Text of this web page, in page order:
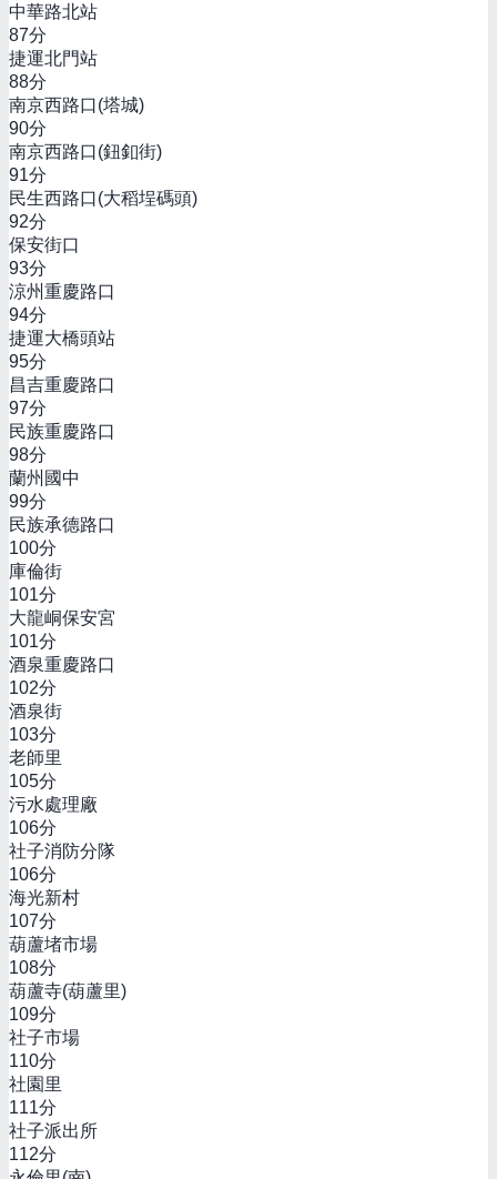
中華路北站
87分
捷運北門站
88分
南京西路口(塔城)
90分
南京西路口(鈕釦街)
91分
民生西路口(大稻埕碼頭)
92分
保安街口
93分
涼州重慶路口
94分
捷運大橋頭站
95分
昌吉重慶路口
97分
民族重慶路口
98分
蘭州國中
99分
民族承德路口
100分
庫倫街
101分
大龍峒保安宮
101分
酒泉重慶路口
102分
酒泉街
103分
老師里
105分
污水處理廠
106分
社子消防分隊
106分
海光新村
107分
葫蘆堵市場
108分
葫蘆寺(葫蘆里)
109分
社子市場
110分
社園里
111分
社子派出所
112分